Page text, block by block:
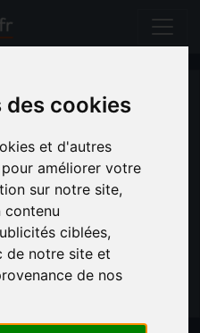
des cookies
et d'autres
améliorer votre
sur notre site,
contenu
ciblées,
de notre site et
de nos